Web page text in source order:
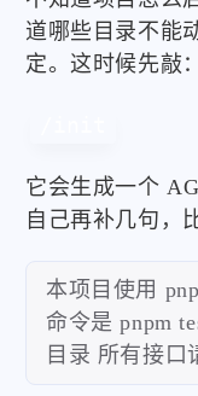
道哪些目录不能
定。这时候先敲：
它会生成一个
自己再补几句，
本项目使用
命令是 pnpm
目录 所有接口